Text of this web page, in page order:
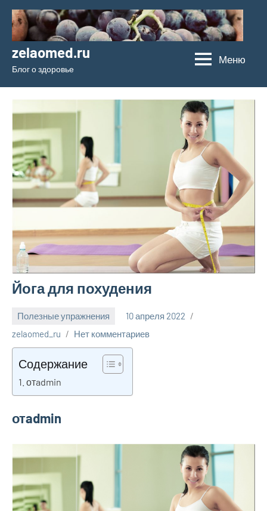
Перейти
содержимому
zelaomed.ru
Блог о здоровье
Меню
Йога для похудения
Полезные упражнения
10 апреля 2022
zelaomed_ru
Нет комментариев
Содержание
отadmin
отadmin